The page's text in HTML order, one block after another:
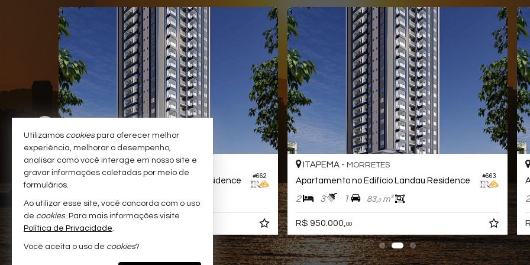
#656 #662
ITAPEMA - MORRETES
Apartamento no Edifício Landau Residence
3 1 m²
R$ 950.000,
#663
ITAPEMA - MORRETES
Apartamento no Edifício Landau Residence
2 3 1 83,0m²
R$ 950.000,00
2
Utilizamos cookiespara oferecer melhor
experiência, melhorar o desempenho,
analisar como você interage em nosso site e
gravar informações coletadas por meio de
formulários.
Ao utilizar esse site, você concorda com o uso
de cookies. Para mais informações visite
Política de Privacidade.
Você aceita o uso de cookies?